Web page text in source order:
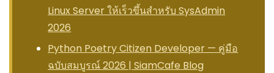
Linux Server ให้เร็วขึ้นสำหรับ SysAdmin
2026
Python Poetry Citizen Developer — คู่มือ
ฉบับสมบูรณ์ 2026 | SiamCafe Blog